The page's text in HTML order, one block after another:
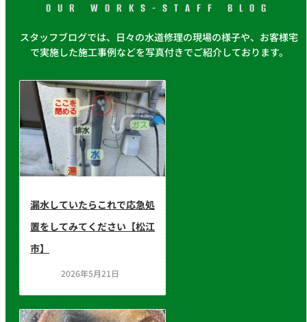
OUR WORKS-STAFF BLOG
スタッフブログでは、日々の水道修理の現場の様子や、お客様宅
で実施した施工事例などを写真付きでご紹介しております。
漏水していたらこれで応急処
置をしてみてください【松江
市】
2026年5月21日